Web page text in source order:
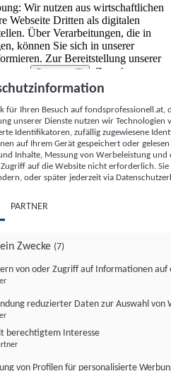
Wir nutzen aus wirtschaftlichen
Webseite Dritten als digitalen
Über Verarbeitungen, die in
können Sie sich in unserer
Zur Bereitstellung unserer
von
Partnern (5)
. Zwecke:
Messung von Werbeleistung
sowie Zielgruppenforschung.
Online-Kennungen (z. B. login-
Kennungen,
zusammen mit anderen
und Browserinformationen,
Technologien usw.) auf
von dort ausgelesen werden, um es
es eine App oder einer Webseite
mehrere der hier aufgeführten
für Ihren Besuch auf
unserer Dienste nutzen wir Technologien
Identifikatoren, zufällig zugewiesene
auf Ihrem Gerät gespeichert oder
Inhalte, Messung von Werbeleistung
auf die Website nicht erforderlich.
oder später jederzeit via
PARTNER
Zwecke (7)
von oder Zugriff auf Informationen auf
reduzierter Daten zur Auswahl von
berechtigtem Interesse
von Profilen für personalisierte